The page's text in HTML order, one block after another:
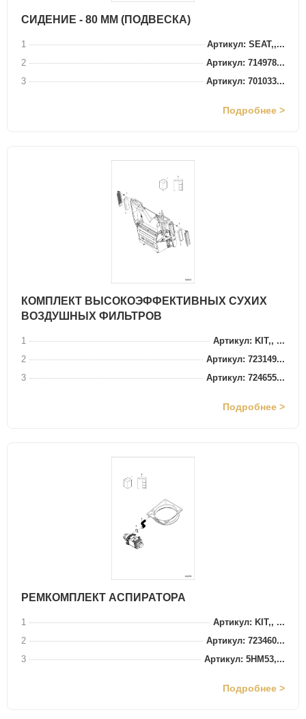
СИДЕНИЕ - 80 ММ (ПОДВЕСКА)
1
Артикул: SEAT,,...
2
Артикул: 714978...
3
Артикул: 701033...
Подробнее >
КОМПЛЕКТ ВЫСОКОЭФФЕКТИВНЫХ СУХИХ
ВОЗДУШНЫХ ФИЛЬТРОВ
1
Артикул: KIT,, ...
2
Артикул: 723149...
3
Артикул: 724655...
Подробнее >
РЕМКОМПЛЕКТ АСПИРАТОРА
1
Артикул: KIT,, ...
2
Артикул: 723460...
3
Артикул: 5HM53,...
Подробнее >